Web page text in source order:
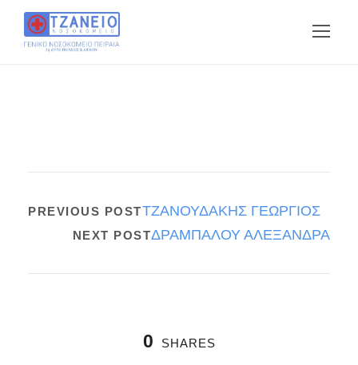
PREVIOUS POSTΤΖΑΝΟΥΔΑΚΗΣ ΓΕΩΡΓΙΟΣ
NEXT POSTΔΡΑΜΠΑΛΟΥ ΑΛΕΞΑΝΔΡΑ
0 SHARES